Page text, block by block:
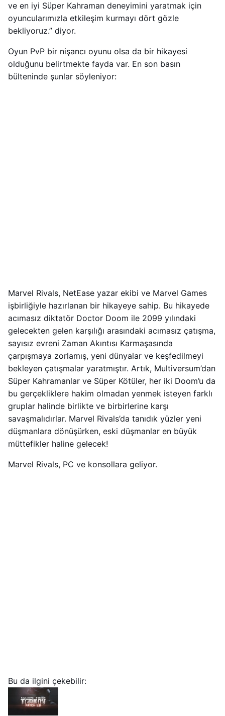
ve en iyi Süper Kahraman deneyimini yaratmak için
oyuncularımızla etkileşim kurmayı dört gözle
bekliyoruz.” diyor.
Oyun PvP bir nişancı oyunu olsa da bir hikayesi
olduğunu belirtmekte fayda var. En son basın
bülteninde şunlar söyleniyor:
Marvel Rivals, NetEase yazar ekibi ve Marvel Games
işbirliğiyle hazırlanan bir hikayeye sahip. Bu hikayede
acımasız diktatör Doctor Doom ile 2099 yılındaki
gelecekten gelen karşılığı arasındaki acımasız çatışma,
sayısız evreni Zaman Akıntısı Karmaşasında
çarpışmaya zorlamış, yeni dünyalar ve keşfedilmeyi
bekleyen çatışmalar yaratmıştır. Artık, Multiversum’dan
Süper Kahramanlar ve Süper Kötüler, her iki Doom’u da
bu gerçekliklere hakim olmadan yenmek isteyen farklı
gruplar halinde birlikte ve birbirlerine karşı
savaşmalıdırlar. Marvel Rivals’da tanıdık yüzler yeni
düşmanlara dönüşürken, eski düşmanlar en büyük
müttefikler haline gelecek!
Marvel Rivals, PC ve konsollara geliyor.
Bu da ilgini çekebilir: